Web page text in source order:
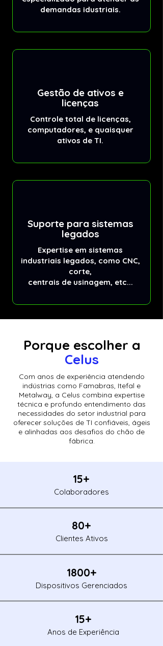
demandas idustriais.
Gestão de ativos e
licenças
Controle total de licenças,
computadores, e quaisquer
ativos de TI.
Suporte para sistemas
legados
Expertise em sistemas
industriais legados, como CNC,
corte,
centrais de usinagem, etc...
Porque escolher a
Celus
Com anos de experiência atendendo
indústrias como Famabras, Itefal e
Metalway, a Celus combina expertise
técnica e profundo entendimento das
necessidades do setor industrial para
oferecer soluções de TI confiáveis, ágeis
e alinhadas aos desafios do chão de
fábrica.
15+
Colaboradores
80+
Clientes Ativos
1800+
Dispositivos Gerenciados
15+
Anos de Experiência